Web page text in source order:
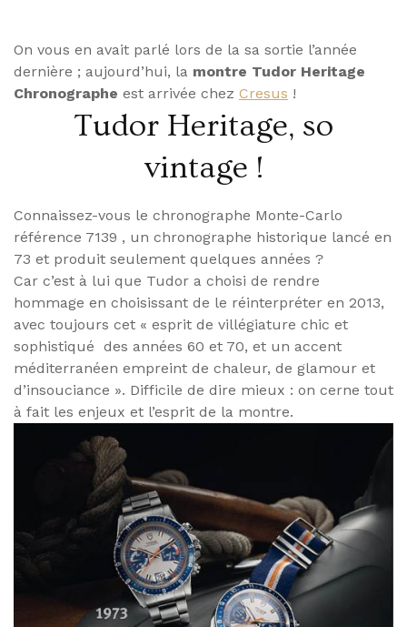
On vous en avait parlé lors de la sa sortie l’année
dernière ; aujourd’hui, la montre Tudor Heritage
Chronographe est arrivée chez Cresus !
Tudor Heritage, so
vintage !
Connaissez-vous le chronographe Monte-Carlo
référence 7139 , un chronographe historique lancé en
73 et produit seulement quelques années ?
Car c’est à lui que Tudor a choisi de rendre
hommage en choisissant de le réinterpréter en 2013,
avec toujours cet « esprit de villégiature chic et
sophistiqué des années 60 et 70, et un accent
méditerranéen empreint de chaleur, de glamour et
d’insouciance ». Difficile de dire mieux : on cerne tout
à fait les enjeux et l’esprit de la montre.